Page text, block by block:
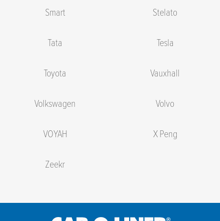
Smart Stelato
Tata Tesla
Toyota Vauxhall
Volkswagen Volvo
VOYAH X Peng
Zeekr